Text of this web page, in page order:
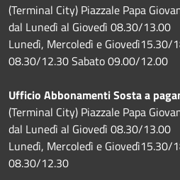
(Terminal City) Piazzale Papa
dal Lunedì al Giovedì 08.30/13.00
Lunedì, Mercoledì e Giovedì15.30/
08.30/12.30 Sabato 09.00/12.00
Ufficio Abbonamenti Sosta a
(Terminal City) Piazzale Papa
dal Lunedì al Giovedì 08.30/13.00
Lunedì, Mercoledì e Giovedì15.30/
08.30/12.30